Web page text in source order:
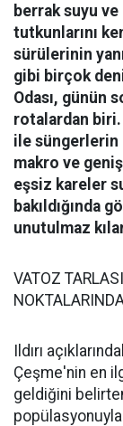
berrak suyu ve
tutkunlarını
sürülerinin
gibi birçok
Odası, günün
rotalardan biri.
ile
makro ve
eşsiz kareler
bakıldığında
unutulmaz
VATOZ
Ildırı
Çeşme'nin en
geldiğini